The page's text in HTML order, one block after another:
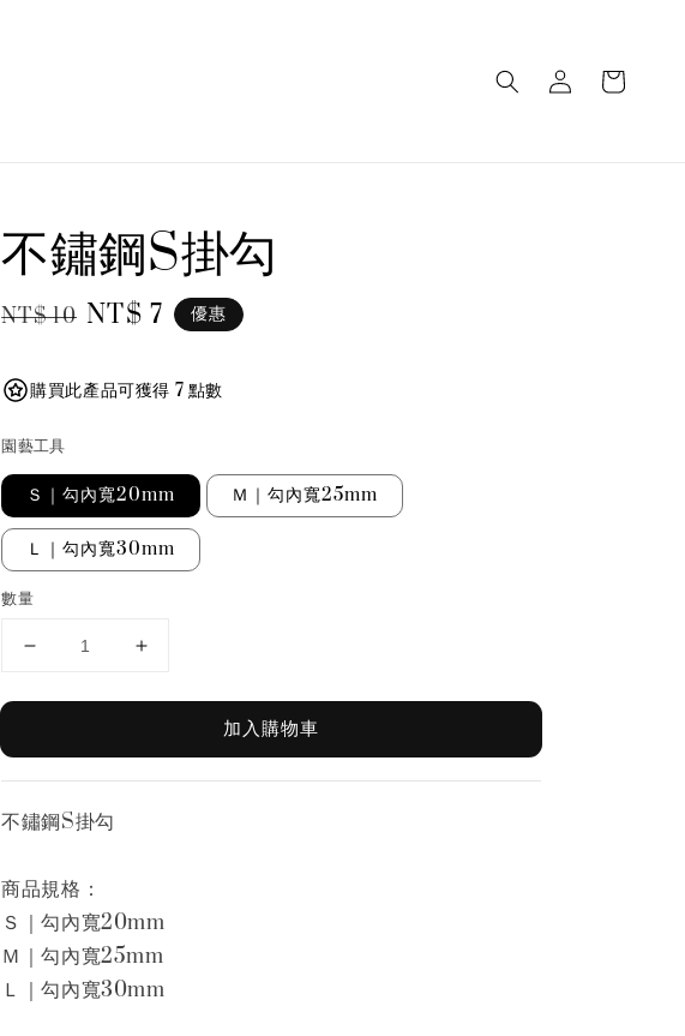
不鏽鋼S掛勾
Regular
NT$ 10 Sale
NT$ 7 優惠
購買此產品可獲得 7 點數
園藝工具
Ｓ｜勾內寬20mm Ｍ｜勾內寬25mm
Ｌ｜勾內寬30mm
數量
加入購物車
不鏽鋼S掛勾
商品規格：
Ｓ｜勾內寬20mm
Ｍ｜勾內寬25mm
Ｌ｜勾內寬30mm